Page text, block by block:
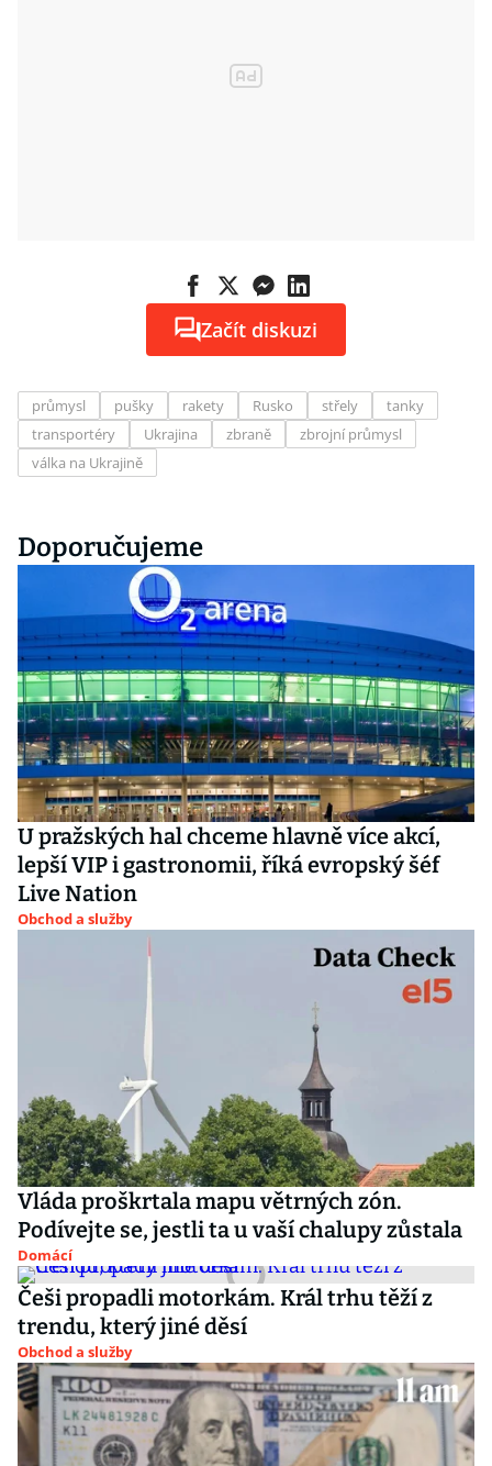
Začít diskuzi
průmysl pušky rakety Rusko střely
tanky
transportéry
Ukrajina zbraně
zbrojní průmysl
válka na Ukrajině
Doporučujeme
U pražských hal chceme hlavně více akcí,
lepší VIP i gastronomii, říká evropský šéf
Live Nation
Obchod a služby
Vláda proškrtala mapu větrných zón.
Podívejte se, jestli ta u vaší chalupy zůstala
Domácí
Češi propadli motorkám. Král trhu těží z
trendu, který jiné děsí
Obchod a služby